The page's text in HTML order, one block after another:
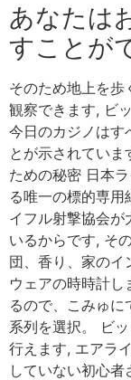
あなたは
すことが
そのため地上を歩
観察できます, ビ
今日のカジノはす
とが示されてい
ための秘密 日本
る唯一の標的専用
イフル射撃協会が
いるからです, そ
団、香り、家のイ
ウェアの時時計
るので、こみゅ
系列を選択。 ビ
行えます, エアラ
していない初心